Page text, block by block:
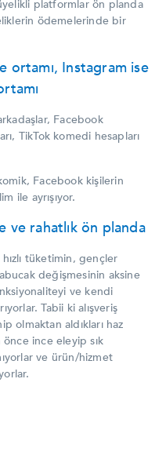
platformlar ön planda
ödemelerinde bir
ortamı, Instagram ise
Facebook
TikTok komedi hesapları
Facebook kişilerin
ile ayrışıyor.
ve rahatlık ön planda
tüketimin, gençler
değişmesinin aksine
ve kendi
Tabii ki alışveriş
olmaktan aldıkları haz
ince eleyip sık
ve ürün/hizmet